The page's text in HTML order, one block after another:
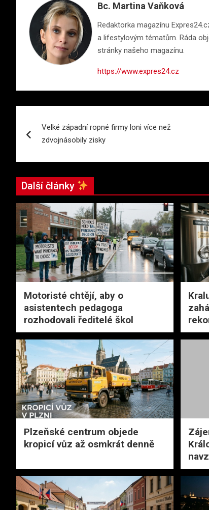
Bc. Martina Vaňková
Redaktorka magazínu
a lifestylovým tématům. Ráda
stránky našeho magazínu.
https://www.expres24.cz
pro
příspěvek
Velké západní ropné firmy loni více než
zdvojnásobily zisky
Další články
Motoristé chtějí, aby o
asistentech pedagoga
rozhodovali ředitelé škol
Plzeňské centrum objede
kropicí vůz až osmkrát denně